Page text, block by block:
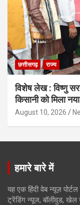
छत्तीसगढ़ राज्य
विशेष लेख : विष्णु
किसानी को मिला
August 10, 2026
हमारे बारे में
यह एक हिंदी वेब न्यूज़
ट्रेंडिंग न्यूज, बॉलीवुड, खेल